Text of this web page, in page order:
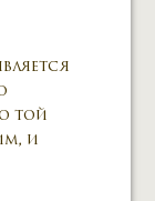
той
и